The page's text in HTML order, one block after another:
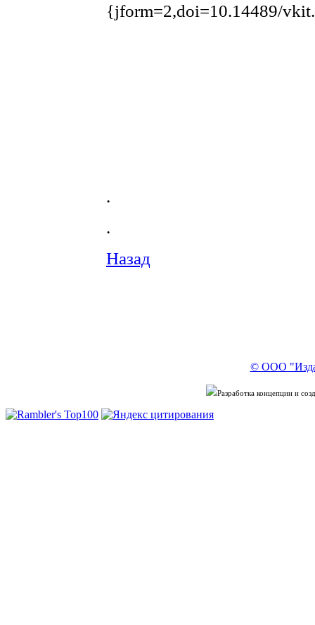
{jform=2,doi=10.14489/
.
.
Назад
© ООО
Разработка концепции и